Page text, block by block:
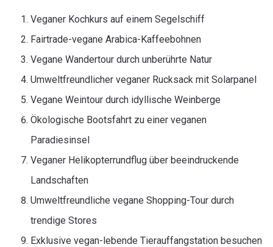
Veganer Kochkurs auf einem Segelschiff
Fairtrade-vegane Arabica-Kaffeebohnen
Vegane Wandertour durch unberührte Natur
Umweltfreundlicher veganer Rucksack mit Solarpanel
Vegane Weintour durch idyllische Weinberge
Ökologische Bootsfahrt zu einer veganen
Paradiesinsel
Veganer Helikopterrundflug über beeindruckende
Landschaften
Umweltfreundliche vegane Shopping-Tour durch
trendige Stores
Exklusive vegan-lebende Tierauffangstation besuchen